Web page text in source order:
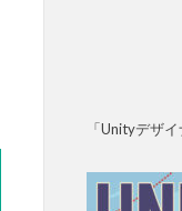
「Unityデザ